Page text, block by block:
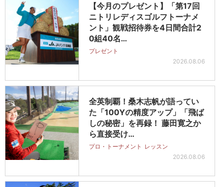
【今月のプレゼント】「第17回
ニトリレディスゴルフトーナメ
ント」観戦招待券を4日間合計2
0組40名…
プレゼント
2026.08.06
全英制覇！桑木志帆が語ってい
た「100Yの精度アップ」「飛ば
しの秘密」を再録！ 藤田寛之か
ら直接受け…
プロ・トーナメント レッスン
2026.08.06